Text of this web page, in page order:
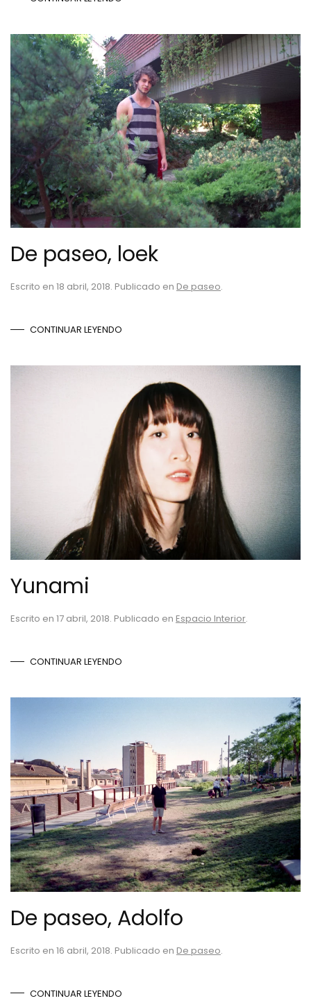
De paseo, loek
Escrito en 18 abril, 2018. Publicado en De paseo.
CONTINUAR LEYENDO
Yunami
Escrito en 17 abril, 2018. Publicado en Espacio Interior.
CONTINUAR LEYENDO
De paseo, Adolfo
Escrito en 16 abril, 2018. Publicado en De paseo.
CONTINUAR LEYENDO